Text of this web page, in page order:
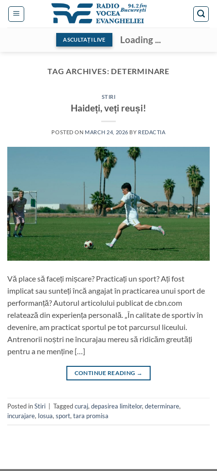
Skip
ASCULTAȚI LIVE Loading ...
TAG ARCHIVES: DETERMINARE
STIRI
Haideți, veți reuși!
POSTED ON MARCH 24, 2026 BY REDACTIA
Vă place să faceți mișcare? Practicați un sport? Ați fost
implicat sau sunteți încă angajat în practicarea unui sport de
performanță? Autorul articolului publicat de cbn.com
relatează din experiența personală. „În calitate de sportiv în
devenire, am practicat sportul pe tot parcursul liceului.
Antrenorii noștri ne încurajau mereu să ridicăm greutăți
pentru a ne menține […]
CONTINUE READING →
Posted inStiri Taggedcuraj, depasirea limitelor, determinare,
incurajare, Iosua, sport, tara promisa